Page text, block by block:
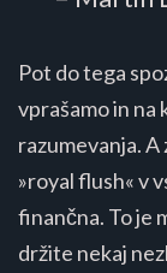
Pot do tega
vprašamo in na
razumevanja.
»royal flush« v
finančna. To je
držite nekaj